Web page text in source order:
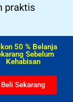
praktis
50 % Belanja
Sebelum
Kehabisan​
Beli Sekarang